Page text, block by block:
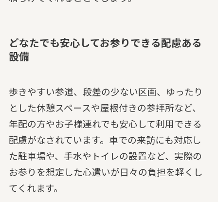
どなたでも安心してお参りできる配慮ある
設備
歩きやすい参道、段差の少ない区画、ゆったり
とした休憩スペースや屋根付きの参拝所など、
年配の方やお子様連れでも安心して利用できる
配慮がなされています。車での来訪にも対応し
た駐車場や、手水やトイレの設置など、実際の
お参りを想定した心遣いが日々の負担を軽くし
てくれます。